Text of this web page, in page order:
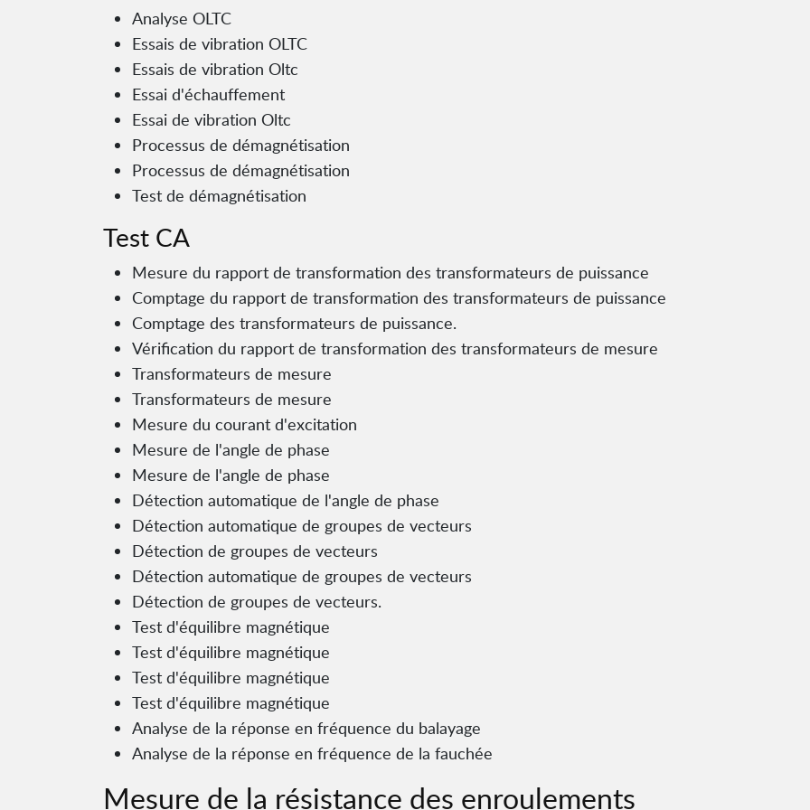
Analyse OLTC
Essais de vibration OLTC
Essais de vibration Oltc
Essai d'échauffement
Essai de vibration Oltc
Processus de démagnétisation
Processus de démagnétisation
Test de démagnétisation
Test CA
Mesure du rapport de transformation des transformateurs de puissance
Comptage du rapport de transformation des transformateurs de puissance
Comptage des transformateurs de puissance.
Vérification du rapport de transformation des transformateurs de mesure
Transformateurs de mesure
Transformateurs de mesure
Mesure du courant d'excitation
Mesure de l'angle de phase
Mesure de l'angle de phase
Détection automatique de l'angle de phase
Détection automatique de groupes de vecteurs
Détection de groupes de vecteurs
Détection automatique de groupes de vecteurs
Détection de groupes de vecteurs.
Test d'équilibre magnétique
Test d'équilibre magnétique
Test d'équilibre magnétique
Test d'équilibre magnétique
Analyse de la réponse en fréquence du balayage
Analyse de la réponse en fréquence de la fauchée
Mesure de la résistance des enroulements